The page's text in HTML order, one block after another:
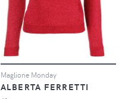
Maglione Monday
ALBERTA FERRETTI